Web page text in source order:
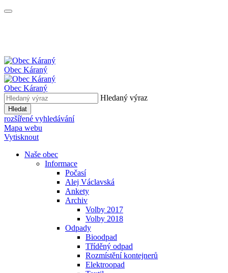
Obec Káraný
Obec Káraný
Hledaný výraz
Hledat
rozšířené vyhledávání
Mapa webu
Vytisknout
Naše obec
Informace
Počasí
Alej Václavská
Ankety
Archiv
Volby 2017
Volby 2018
Odpady
Bioodpad
Tříděný odpad
Rozmístění kontejnerů
Elektroopad